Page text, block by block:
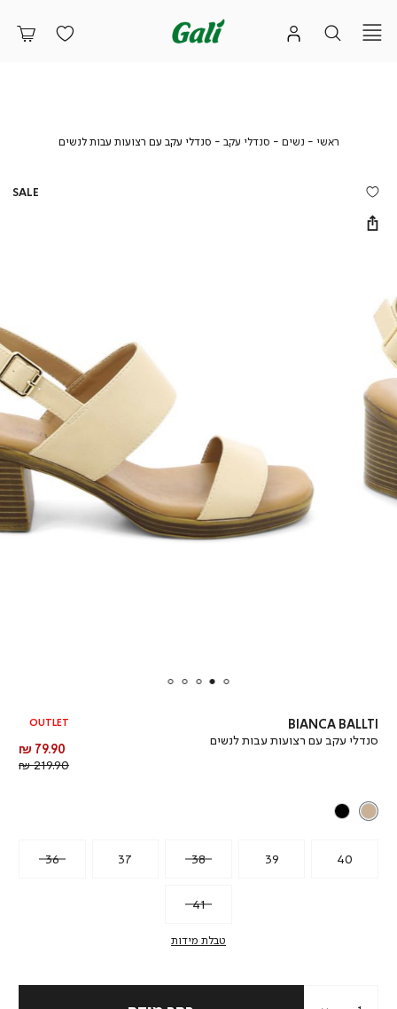
ראשי ראשי
נשים נשים
סנדלי עקב סנדלי
סנדלי עקב עם רצועות עבות לנשיםסנדלי
עבות
BIANCA BALLTI
סנדלי עקב עם רצועות עבות לנשים
OUTLET
מחיר
מוצר
79.90 ₪
219.90 ₪
36 37 38 39 40
41
טבלת מידות
SALE